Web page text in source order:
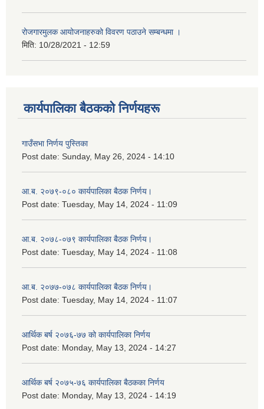
रोजगारमुलक आयोजनाहरुको विवरण पठाउने सम्बन्धमा ।
मिति: 10/28/2021 - 12:59
कार्यपालिका बैठकको निर्णयहरू
गाउँसभा निर्णय पुस्तिका
Post date: Sunday, May 26, 2024 - 14:10
आ.ब. २०७९-०८० कार्यपालिका बैठक निर्णय।
Post date: Tuesday, May 14, 2024 - 11:09
आ.ब. २०७८-०७९ कार्यपालिका बैठक निर्णय।
Post date: Tuesday, May 14, 2024 - 11:08
आ.ब. २०७७-०७८ कार्यपालिका बैठक निर्णय।
Post date: Tuesday, May 14, 2024 - 11:07
आर्थिक बर्ष २०७६-७७ को कार्यपालिका निर्णय
Post date: Monday, May 13, 2024 - 14:27
आर्थिक बर्ष २०७५-७६ कार्यपालिका बैठकका निर्णय
Post date: Monday, May 13, 2024 - 14:19